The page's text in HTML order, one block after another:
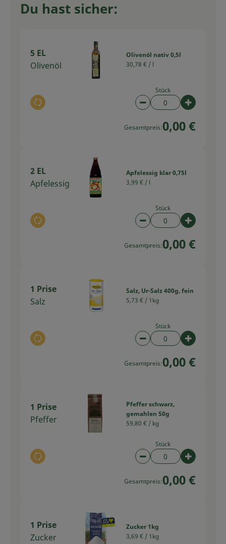
Du hast sicher:
5 EL
Olivenöl
Auswahl ändern
Olivenöl nativ 0,5l
30,78 € / l
Stück
Artikelanzahl
Gesamtpreis:0,00 €
2 EL
Apfelessig
Auswahl ändern
Apfelessig klar 0,75l
3,99 € / l
Stück
Artikelanzahl
Gesamtpreis:0,00 €
1 Prise
Salz
Auswahl ändern
Salz, Ur-Salz 400g, fein
5,73 € / 1kg
Stück
Artikelanzahl
Gesamtpreis:0,00 €
1 Prise
Pfeffer
Auswahl ändern
Pfeffer schwarz,
gemahlen 50g
59,80 € / kg
Stück
Artikelanzahl
Gesamtpreis:0,00 €
1 Prise
Zucker
Zucker 1kg
3,69 € / 1kg